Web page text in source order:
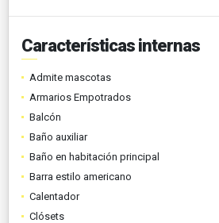
Características internas
Admite mascotas
Armarios Empotrados
Balcón
Baño auxiliar
Baño en habitación principal
Barra estilo americano
Calentador
Clósets